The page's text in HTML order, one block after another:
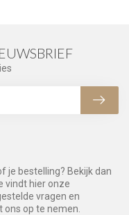
je bestelling? Bekijk dan
vindt hier onze
vragen en
op te nemen.